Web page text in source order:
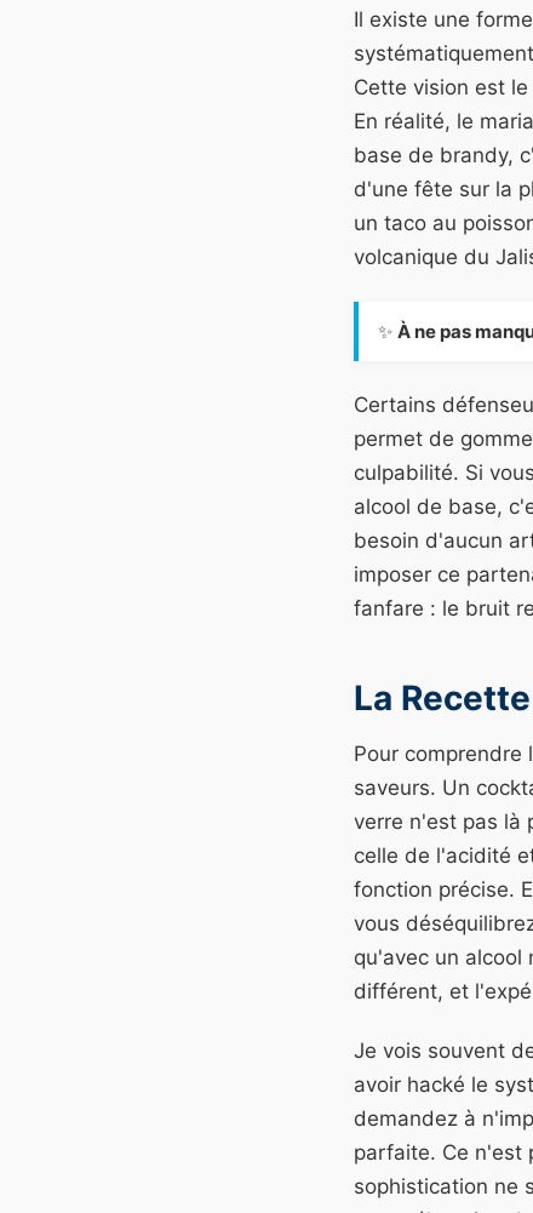
Il existe une
Cette vision est
En réalité, le
base de brandy,
d'une fête sur la
un taco au
volcanique du
✨ À ne pas
Certains
permet de
culpabilité. Si
alcool de base,
besoin d'aucun
imposer ce
fanfare : le bruit
La
Pour
saveurs. Un
verre n'est pas là
celle de l'acidité
fonction précise.
vous
qu'avec un alcool
différent, et
Je vois souvent
avoir hacké le
demandez à
parfaite. Ce n'est
sophistication ne